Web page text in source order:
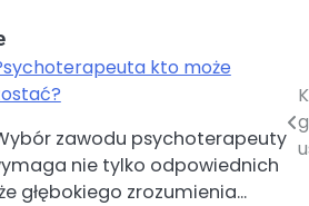
kto może
zawodu psychoterapeuty
nie tylko odpowiednich
głębokiego zrozumienia…